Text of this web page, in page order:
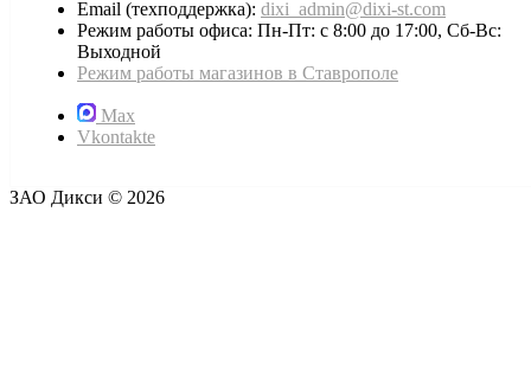
Email (техподдержка): dixi_admin@dixi-st.com
Режим работы офиса: Пн-Пт: с 8:00 до 17:00, Сб-Вс:
Выходной
Режим работы магазинов в Ставрополе
Max
Vkontakte
ЗАО Дикси © 2026